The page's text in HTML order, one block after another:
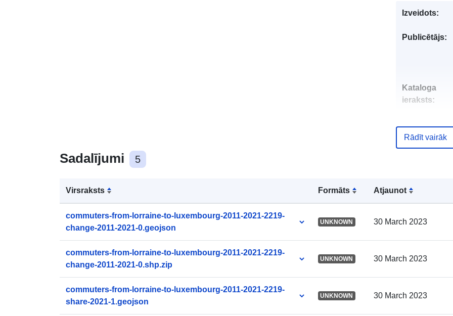
Sadalījumi 5
Virsraksts Formāts Atjaunot
commuters-from-lorraine-to-luxembourg-2011-2021-2219-
change-2011-2021-0.geojson
UNKNOWN 30 March 2023
commuters-from-lorraine-to-luxembourg-2011-2021-2219-
change-2011-2021-0.shp.zip
UNKNOWN 30 March 2023
commuters-from-lorraine-to-luxembourg-2011-2021-2219-
share-2021-1.geojson
UNKNOWN 30 March 2023
Izveidots:
Publicētājs:
Kataloga
ieraksts:
uriRef:
Uzkrāšanas
Rādīt vairāk